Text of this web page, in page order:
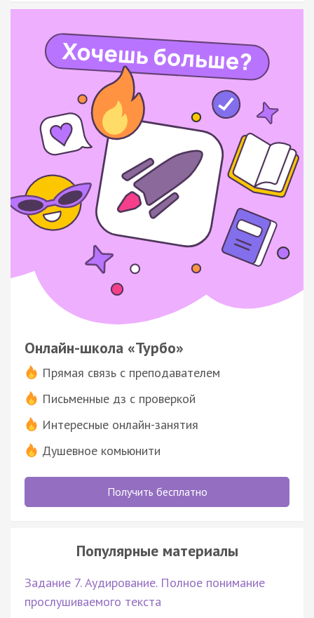
Онлайн-школа «Турбо»
Прямая связь с преподавателем
Письменные дз с проверкой
Интересные онлайн-занятия
Душевное комьюнити
Получить бесплатно
Популярные материалы
Задание 7. Аудирование. Полное понимание
прослушиваемого текста